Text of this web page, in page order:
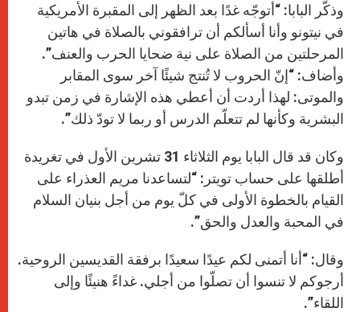
وذكّر البابا: “أتوجّه غدًا بعد الظهر إلى المقبرة الأمريكية
في نيتونو وأنا أسألكم أن ترافقوني بالصلاة في هاتين
المرحلتين من الصلاة على نية ضحايا الحرب والعنف”.
وأضاف: “إنّ الحروب لا تُنتج شيئًا آخر سوى المقابر
والموتى: لهذا أردت أن أعطي هذه الإشارة في زمن تبدو
البشرية وكأنها لم تتعلّم الدرس أو ربما لا تودّ ذلك”.
وكان قد قال البابا يوم الثلاثاء 31 تشرين الأول في تغريدة
أطلقها على حساب تويتر: “لتساعدنا مريم العذراء على
القيام بالخطوة الأولى في كلّ يوم من أجل بنيان السلام
في المحبة والعدل والحق”.
وقال: “أنا أتمنى لكم عيدًا سعيدًا برفقة القديسين الروحية.
أرجوكم لا تنسوا أن تصلّوا من أجلي. غداءً هنيئًا وإلى
اللقاء”.